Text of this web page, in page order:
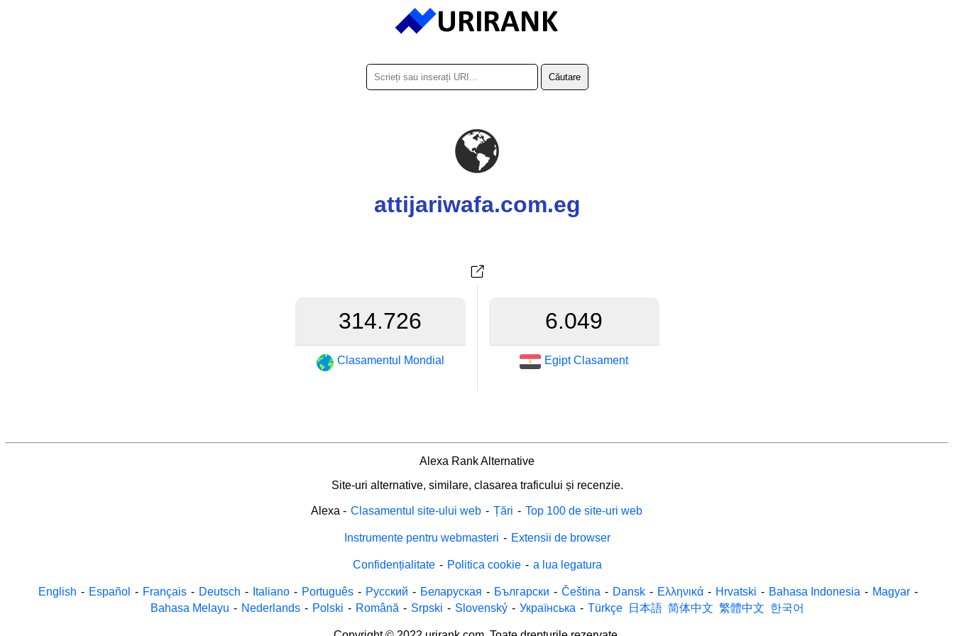
attijariwafa.com.eg
314.726
Clasamentul Mondial
6.049
Egipt Clasament
Alexa Rank Alternative
Site-uri alternative, similare, clasarea traficului și recenzie.
Alexa - Clasamentul site-ului web - Țări - Top 100 de site-uri web
Instrumente pentru webmasteri - Extensii de browser
Confidențialitate - Politica cookie - a lua legatura
English - Español - Français - Deutsch - Italiano - Português - Русский - Беларуская - Български - Čeština - Dansk - Ελληνικά - Hrvatski - Bahasa Indonesia - Magyar -
Bahasa Melayu - Nederlands - Polski - Română - Srpski - Slovenský - Українська - Türkçe 日本語 简体中文 繁體中文 한국어